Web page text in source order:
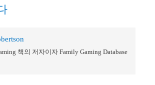
책의 저자이자 Family Gaming Database